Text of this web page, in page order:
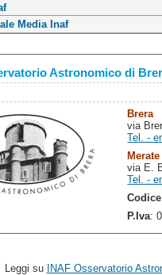
Media Inaf
Astronomico di
Brera
via
Tel. -
Merate
via E.
Tel. -
P.Iva:
Leggi su INAF Osservatorio